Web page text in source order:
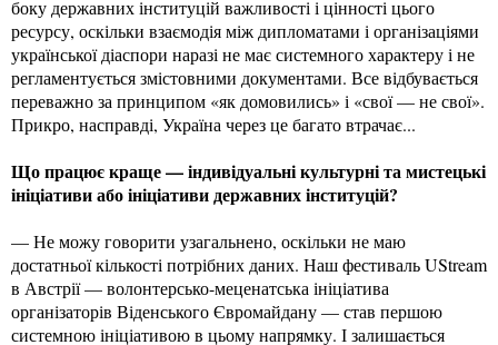
боку державних інституцій важливості і цінності цього
ресурсу, оскільки взаємодія між дипломатами і організаціями
української діаспори наразі не має системного характеру і не
регламентується змістовними документами. Все відбувається
переважно за принципом «як домовились» і «свої — не свої».
Прикро, насправді, Україна через це багато втрачає...
Що працює краще — індивідуальні культурні та мистецькі
ініціативи або ініціативи державних інституцій?
— Не можу говорити узагальнено, оскільки не маю
достатньої кількості потрібних даних. Наш фестиваль UStream
в Австрії — волонтерсько-меценатська ініціатива
організаторів Віденського Євромайдану — став першою
системною ініціативою в цьому напрямку. І залишається